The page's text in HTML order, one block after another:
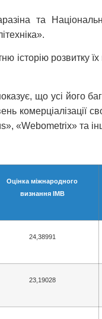
та
історію розвитку
що усі його
комерціалізації
«Webometrix» та
Оцінка міжнародного
визнання IМВ
24,38991
23,19028